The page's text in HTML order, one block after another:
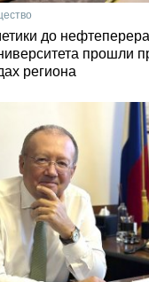
до
прошли
региона